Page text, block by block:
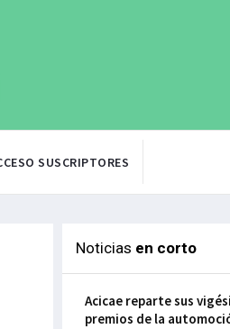
SUSCRIPTORES
Noticias en corto
Acicae reparte sus
premios de la